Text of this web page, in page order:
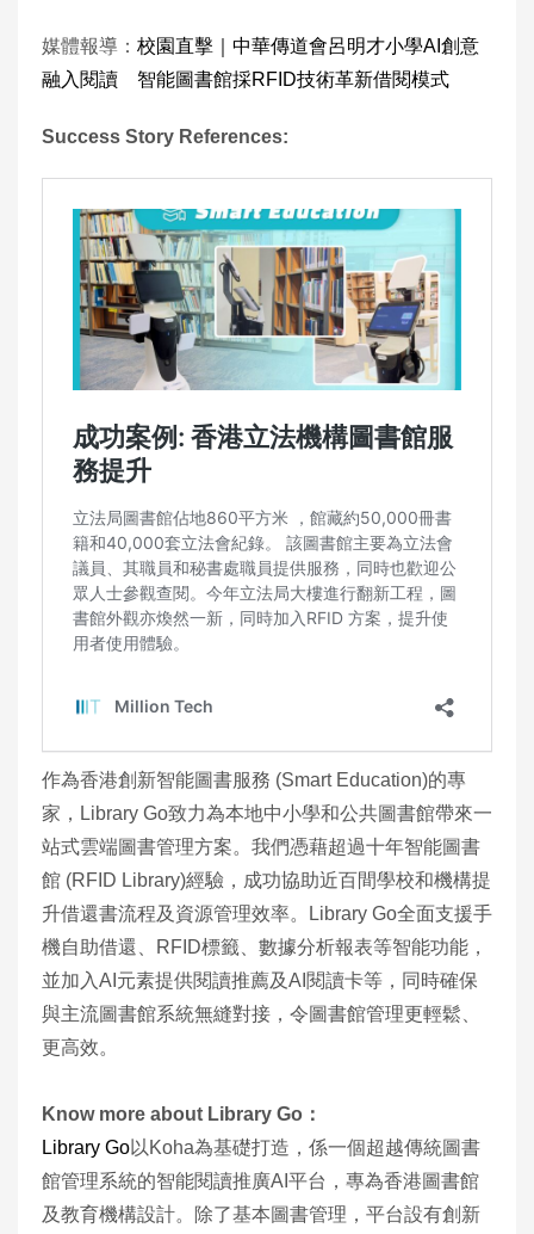
媒體報導： 校園直擊｜中華傳道會呂明才小學AI創意
融入閱讀 智能圖書館採RFID技術革新借閱模式
Success Story References:
作為香港創新智能圖書服務 (Smart Education)的專
家，Library Go致力為本地中小學和公共圖書館帶來一
站式雲端圖書管理方案。我們憑藉超過十年智能圖書
館 (RFID Library)經驗，成功協助近百間學校和機構提
升借還書流程及資源管理效率。Library Go全面支援手
機自助借還、RFID標籤、數據分析報表等智能功能，
並加入AI元素提供閱讀推薦及AI閱讀卡等，同時確保
與主流圖書館系統無縫對接，令圖書館管理更輕鬆、
更高效。
Know more about Library Go：
Library Go以Koha為基礎打造，係一個超越傳統圖書
館管理系統的智能閱讀推廣AI平台，專為香港圖書館
及教育機構設計。除了基本圖書管理，平台設有創新